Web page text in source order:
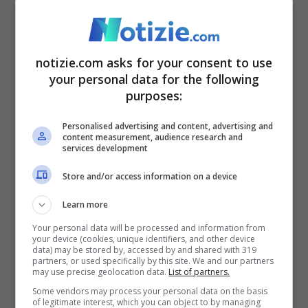
Un video inchioda la suora a Ischia (Ansafoto)
Dalle indagini è emerso un quadro di
violenze da parte delle religiose.
ciabatte sulle mani, capelli tirati.A fare
esplodere il caso è stato un video, l’unico
registrato, perché ai giovani ospiti veniva
imposto il silenzio oltre al sequestro degli
notizie.com asks for your consent to use
your personal data for the following
purposes:
Personalised advertising and content, advertising and
content measurement, audience research and
services development
Store and/or access information on a device
Learn more
Your personal data will be processed and information from
your device (cookies, unique identifiers, and other device
data) may be stored by, accessed by and shared with 319
partners, or used specifically by this site. We and our partners
may use precise geolocation data. List of partners.
Some vendors may process your personal data on the basis
of legitimate interest, which you can object to by managing